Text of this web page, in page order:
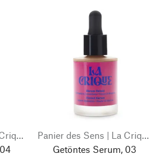
Panier des Sens | La Crique
Panier des Sens | La Crique
Getöntes Serum, 03